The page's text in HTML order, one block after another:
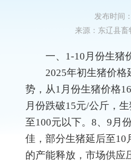
发布时间
来源： 东辽县畜
一、1-10月份生猪
2025年初生猪价格
势，从1月份生猪价格
月份跌破15元/公斤，
至100元以下。8、9月
佳，部分生猪延后至10
的产能释放，市场供应